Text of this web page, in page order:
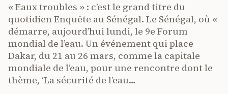
« Eaux troubles » : c’est le grand titre du
quotidien Enquête au Sénégal. Le Sénégal, où «
démarre, aujourd’hui lundi, le 9e Forum
mondial de l’eau. Un événement qui place
Dakar, du 21 au 26 mars, comme la capitale
mondiale de l’eau, pour une rencontre dont le
thème, ‘La sécurité de l’eau…